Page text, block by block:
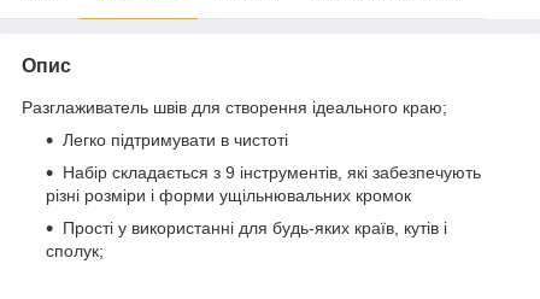
Опис
Разглаживатель швів для створення ідеального краю;
Легко підтримувати в чистоті
Набір складається з 9 інструментів, які забезпечують
різні розміри і форми ущільнювальних кромок
Прості у використанні для будь-яких країв, кутів і
сполук;